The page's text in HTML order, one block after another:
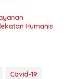
Humanis
Covid-19